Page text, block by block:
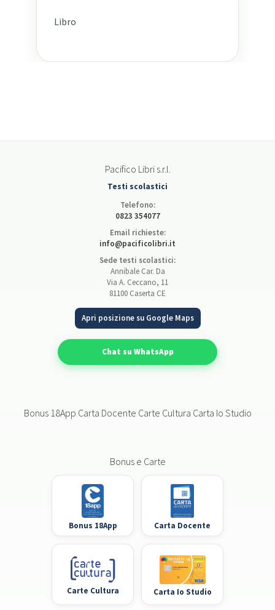
Libro
Pacifico Libri s.r.l.
Testi scolastici
Telefono:
0823 354077
Email richieste:
info@pacificolibri.it
Sede testi scolastici:
Annibale Car. Da
Via A. Ceccano, 11
81100 Caserta CE
Apri posizione su Google Maps
Chat su WhatsApp
Bonus 18App Carta Docente Carte Cultura Carta Io Studio
Bonus e Carte
Bonus 18App Carta Docente
Carte Cultura Carta Io Studio